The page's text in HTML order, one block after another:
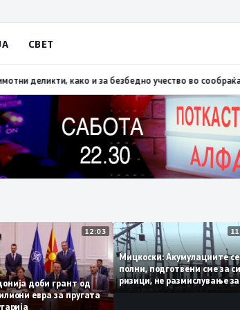
СВЕТ
загинаа 22 лица15:19МВР: Превентивни
12:03
доби грант од
милиони евра за пругата
Бугарија
Мицкоски:
полни, подготвени сме
ризици, не
поскапување на